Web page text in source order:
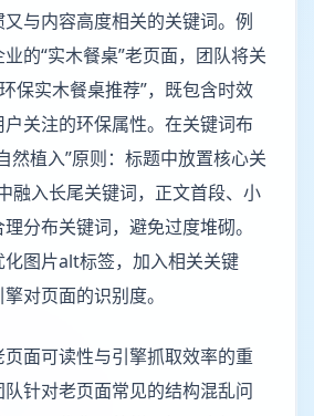
与内容高度相关的关键词。例
的“实木餐桌”老页面，团队将关
保实木餐桌推荐”，既包含时效
关注的环保属性。在关键词布
然植入”原则：标题中放置核心关
融入长尾关键词，正文首段、小
分布关键词，避免过度堆砌。
化图片alt标签，加入相关关键
对页面的识别度。
面可读性与引擎抓取效率的重
针对老页面常见的结构混乱问